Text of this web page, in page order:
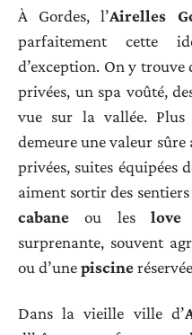
À Gordes, l’Airelles
parfaitement cette
d’exception. On y trouve
privées, un spa voûté,
vue sur la vallée.
demeure une valeur sûre
privées, suites équipées
aiment sortir des
cabane ou leslove
surprenante, souvent
ou d’unepiscine
Dans la vieille ville d’